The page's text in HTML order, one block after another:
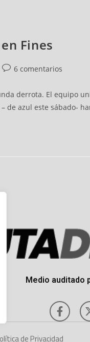
Fines
6 comentarios
derrota. El equipo
azul este sábado-
Medio auditado
de Privacidad